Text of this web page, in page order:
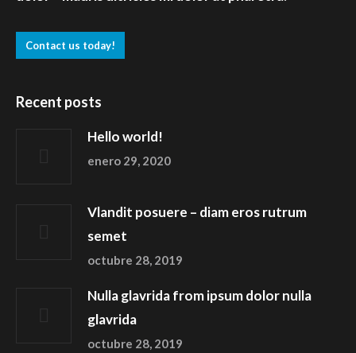
Contact us today!
Recent posts
Hello world!
enero 29, 2020
Vlandit posuere – diam eros rutrum
semet
octubre 28, 2019
Nulla glavrida from ipsum dolor nulla
glavrida
octubre 28, 2019